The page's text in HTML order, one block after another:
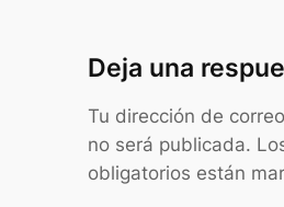
Deja una
Tu dirección de
no será publicada.
obligatorios están